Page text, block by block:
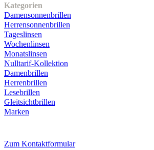
Kategorien
Damensonnenbrillen
Herrensonnenbrillen
Tageslinsen
Wochenlinsen
Monatslinsen
Nulltarif-Kollektion
Damenbrillen
Herrenbrillen
Lesebrillen
Gleitsichtbrillen
Marken
Zum Kontaktformular